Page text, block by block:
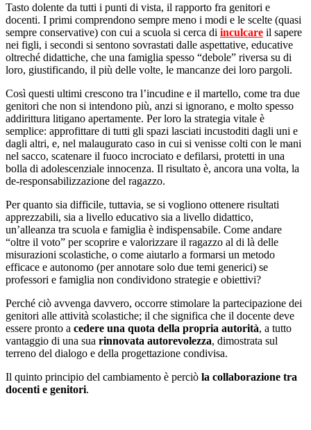
Tasto dolente da tutti i punti di vista, il rapporto fra genitori e
docenti. I primi comprendono sempre meno i modi e le scelte (quasi
sempre conservative) con cui a scuola si cerca di inculcare il sapere
nei figli, i secondi si sentono sovrastati dalle aspettative, educative
oltreché didattiche, che una famiglia spesso “debole” riversa su di
loro, giustificando, il più delle volte, le mancanze dei loro pargoli.
Così questi ultimi crescono tra l’incudine e il martello, come tra due
genitori che non si intendono più, anzi si ignorano, e molto spesso
addirittura litigano apertamente. Per loro la strategia vitale è
semplice: approfittare di tutti gli spazi lasciati incustoditi dagli uni e
dagli altri, e, nel malaugurato caso in cui si venisse colti con le mani
nel sacco, scatenare il fuoco incrociato e defilarsi, protetti in una
bolla di adolescenziale innocenza. Il risultato è, ancora una volta, la
de-responsabilizzazione del ragazzo.
Per quanto sia difficile, tuttavia, se si vogliono ottenere risultati
apprezzabili, sia a livello educativo sia a livello didattico,
un’alleanza tra scuola e famiglia è indispensabile. Come andare
“oltre il voto” per scoprire e valorizzare il ragazzo al di là delle
misurazioni scolastiche, o come aiutarlo a formarsi un metodo
efficace e autonomo (per annotare solo due temi generici) se
professori e famiglia non condividono strategie e obiettivi?
Perché ciò avvenga davvero, occorre stimolare la partecipazione dei
genitori alle attività scolastiche; il che significa che il docente deve
essere pronto a cedere una quota della propria autorità, a tutto
vantaggio di una sua rinnovata autorevolezza, dimostrata sul
terreno del dialogo e della progettazione condivisa.
Il quinto principio del cambiamento è perciò la collaborazione tra
docenti e genitori.